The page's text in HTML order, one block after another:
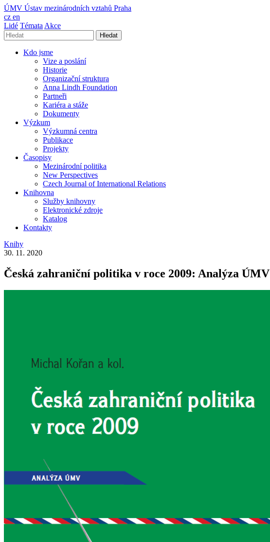
ÚMV Ústav mezinárodních vztahů Praha
cz en
Lidé Témata Akce
Hledat
Kdo jsme
Vize a poslání
Historie
Organizační struktura
Anna Lindh Foundation
Partneři
Kariéra a stáže
Dokumenty
Výzkum
Výzkumná centra
Publikace
Projekty
Časopisy
Mezinárodní politika
New Perspectives
Czech Journal of International Relations
Knihovna
Služby knihovny
Elektronické zdroje
Katalog
Kontakty
Knihy
30. 11. 2020
Česká zahraniční politika v roce 2009: Analýza ÚMV